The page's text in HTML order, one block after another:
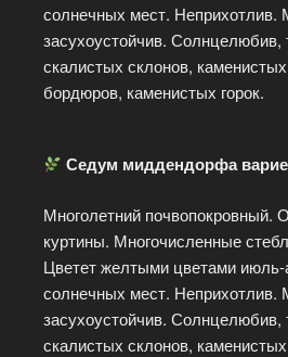
солнечных мест. Неприхотлив.
засухоустойчив.
скалистых склонов,
бордюров, каменистых горок.
Седум миддендорфа
Многолетний почвопокровный.
куртины. Многочисленные
Цветет желтыми цветами июль-
солнечных мест. Неприхотлив.
засухоустойчив.
скалистых склонов,